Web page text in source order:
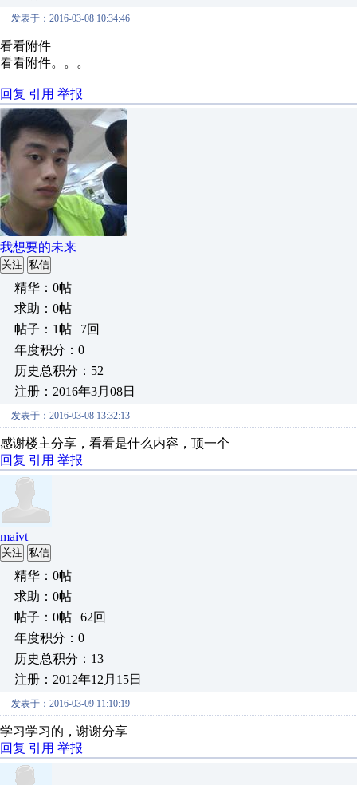
发表于：2016-03-08 10:34:46
看看附件
看看附件。。。
回复 引用 举报
我想要的未来
关注 私信
精华：0帖
求助：0帖
帖子：1帖 | 7回
年度积分：0
历史总积分：52
注册：2016年3月08日
发表于：2016-03-08 13:32:13
感谢楼主分享，看看是什么内容，顶一个
回复 引用 举报
maivt
关注 私信
精华：0帖
求助：0帖
帖子：0帖 | 62回
年度积分：0
历史总积分：13
注册：2012年12月15日
发表于：2016-03-09 11:10:19
学习学习的，谢谢分享
回复 引用 举报